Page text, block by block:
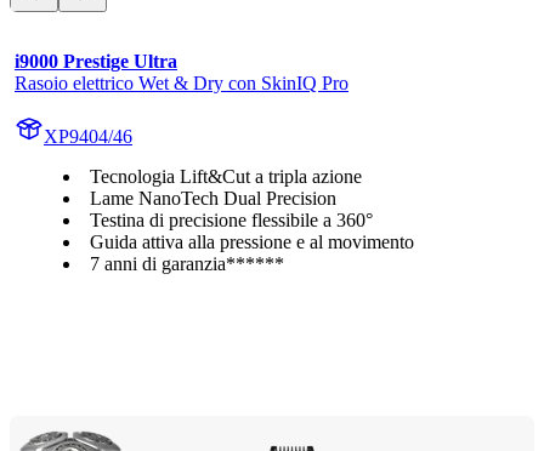
i9000 Prestige Ultra
Rasoio elettrico Wet & Dry con SkinIQ Pro
XP9404/46
Tecnologia Lift&Cut a tripla azione
Lame NanoTech Dual Precision
Testina di precisione flessibile a 360°
Guida attiva alla pressione e al movimento
7 anni di garanzia******